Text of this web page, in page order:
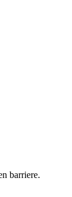
barriere.